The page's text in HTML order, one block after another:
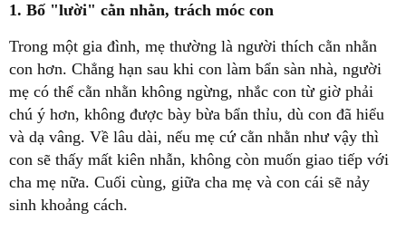
1. Bố "lười" cằn nhằn, trách móc con
Trong một gia đình, mẹ thường là người thích cằn nhằn
con hơn. Chẳng hạn sau khi con làm bẩn sàn nhà, người
mẹ có thể cằn nhằn không ngừng, nhắc con từ giờ phải
chú ý hơn, không được bày bừa bẩn thỉu, dù con đã hiểu
và dạ vâng. Về lâu dài, nếu mẹ cứ cằn nhằn như vậy thì
con sẽ thấy mất kiên nhẫn, không còn muốn giao tiếp với
cha mẹ nữa. Cuối cùng, giữa cha mẹ và con cái sẽ nảy
sinh khoảng cách.